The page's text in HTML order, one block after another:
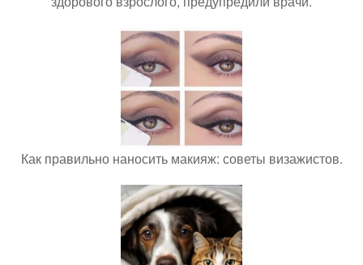
Как правильно наносить макияж: советы визажистов.